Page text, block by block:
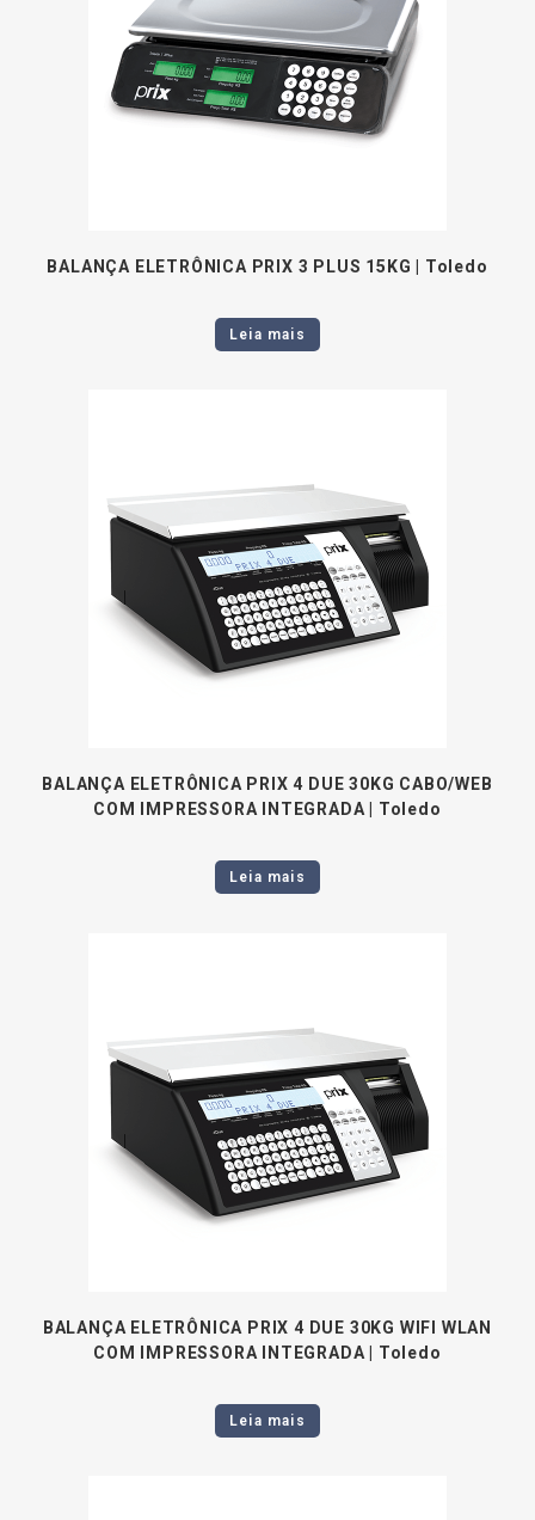
BALANÇA ELETRÔNICA PRIX 3 PLUS 15KG | Toledo
Leia mais
BALANÇA ELETRÔNICA PRIX 4 DUE 30KG CABO/WEB
COM IMPRESSORA INTEGRADA | Toledo
Leia mais
BALANÇA ELETRÔNICA PRIX 4 DUE 30KG WIFI WLAN
COM IMPRESSORA INTEGRADA | Toledo
Leia mais